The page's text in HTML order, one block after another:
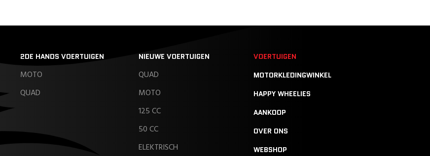
2DE HANDS VOERTUIGEN
MOTO
QUAD
NIEUWE VOERTUIGEN
QUAD
MOTO
125 CC
50 CC
ELEKTRISCH
VOERTUIGEN
MOTORKLEDINGWINKEL
HAPPY WHEELIES
AANKOOP
OVER ONS
WEBSHOP